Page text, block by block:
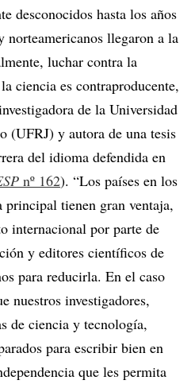
desconocidos hasta los años
norteamericanos llegaron a la
luchar contra la
ciencia es contraproducente,
de la Universidad
(UFRJ) y autora de una tesis
del idioma defendida en
nº 162). “Los países en los
tienen gran ventaja,
internacional por parte de
y editores científicos de
para reducirla. En el caso
nuestros investigadores,
de ciencia y tecnología,
para escribir bien en
que les permita